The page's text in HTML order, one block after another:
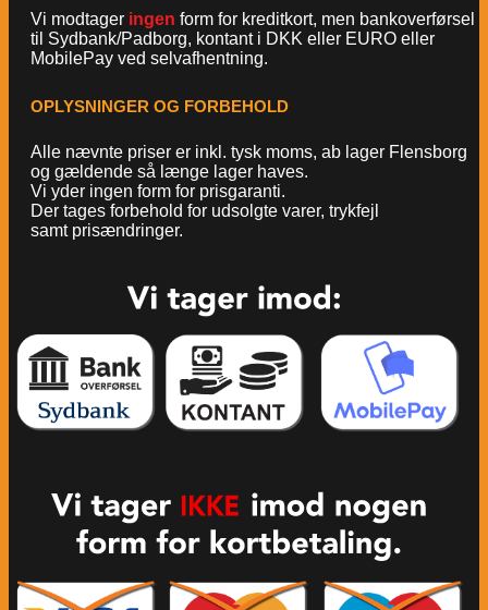
Vi modtager ingen form for kreditkort, men bankoverførsel
til Sydbank/Padborg, kontant i DKK eller EURO eller
MobilePay ved selvafhentning.
OPLYSNINGER OG FORBEHOLD
Alle nævnte priser er inkl. tysk moms, ab lager Flensborg
og gældende så længe lager haves.
Vi yder ingen form for prisgaranti.
Der tages forbehold for udsolgte varer, trykfejl
samt prisændringer.